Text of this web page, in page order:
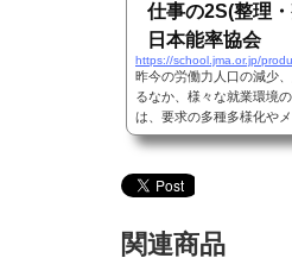
仕事の2S(整理
日本能率協会
https://school.jma.or.jp/
昨今の労働力人口の減少
るなか、様々な就業環境
は、要求の多種多様化や
の負荷集中によって残業
関連商品